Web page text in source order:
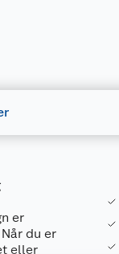
er
du er
eller